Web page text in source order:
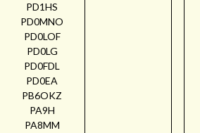
PD1HS
PD0MNO
PD0LOF
PD0LG
PD0FDL
PD0EA
PB6OKZ
PA9H
PA8MM